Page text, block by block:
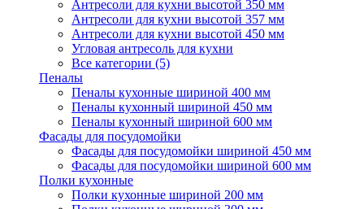
Антресоли для кухни высотой 350 мм
Антресоли для кухни высотой 357 мм
Антресоли для кухни высотой 450 мм
Угловая антресоль для кухни
Все категории (5)
Пеналы
Пеналы кухонные шириной 400 мм
Пеналы кухонный шириной 450 мм
Пеналы кухонный шириной 600 мм
Фасады для посудомойки
Фасады для посудомойки шириной 450 мм
Фасады для посудомойки шириной 600 мм
Полки кухонные
Полки кухонные шириной 200 мм